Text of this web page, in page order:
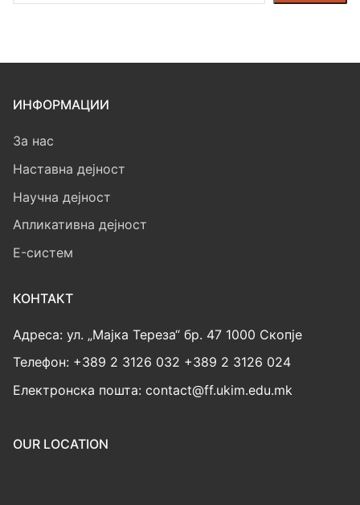
ИНФОРМАЦИИ
За нас
Наставна дејност
Научна дејност
Апликативна дејност
E-систем
КОНТАКТ
Адреса: ул. „Мајка Тереза“ бр. 47 1000 Скопје
Телефон: +389 2 3126 032 +389 2 3126 024
Електронска пошта: contact@ff.ukim.edu.mk
OUR LOCATION